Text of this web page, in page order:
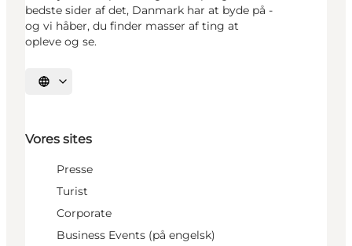
bedste sider af det, Danmark har at byde på -
og vi håber, du finder masser af ting at
opleve og se.
Vælg sprog
Vores sites
Presse
Turist
Corporate
Business Events (på engelsk)